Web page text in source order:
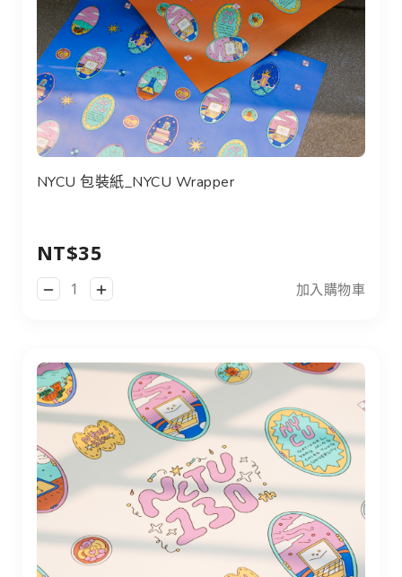
NYCU 包裝紙_NYCU Wrapper
NT$35
加入購物車